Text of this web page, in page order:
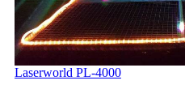
Laserworld PL-4000